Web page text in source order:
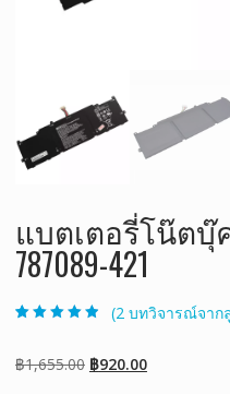
แบตเตอรี่โน๊ตบุ๊
787089-421
คะแนนเต็มบน
การให้คะแนน
(2 บทวิจารณ์จาก
฿1,655.00 Original
฿920.00Current